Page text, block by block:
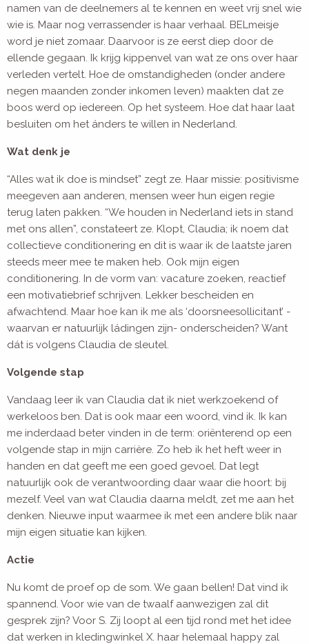
namen van de deelnemers al te kennen en weet vrij snel wie
wie is. Maar nog verrassender is haar verhaal. BELmeisje
word je niet zomaar. Daarvoor is ze eerst diep door de
ellende gegaan. Ik krijg kippenvel van wat ze ons over haar
verleden vertelt. Hoe de omstandigheden (onder andere
negen maanden zonder inkomen leven) maakten dat ze
boos werd op iedereen. Op het systeem. Hoe dat haar laat
besluiten om het ánders te willen in Nederland.
Wat denk je
“Alles wat ik doe is mindset” zegt ze. Haar missie: positivisme
meegeven aan anderen, mensen weer hun eigen regie
terug laten pakken. “We houden in Nederland iets in stand
met ons allen”, constateert ze. Klopt, Claudia; ik noem dat
collectieve conditionering en dit is waar ik de laatste jaren
steeds meer mee te maken heb. Ook mijn eigen
conditionering. In de vorm van: vacature zoeken, reactief
een motivatiebrief schrijven. Lekker bescheiden en
afwachtend. Maar hoe kan ik me als ‘doorsneesollicitant’ -
waarvan er natuurlijk ládingen zijn- onderscheiden? Want
dát is volgens Claudia de sleutel.
Volgende stap
Vandaag leer ik van Claudia dat ik niet werkzoekend of
werkeloos ben. Dat is ook maar een woord, vind ik. Ik kan
me inderdaad beter vinden in de term: oriënterend op een
volgende stap in mijn carrière. Zo heb ik het heft weer in
handen en dat geeft me een goed gevoel. Dat legt
natuurlijk ook de verantwoording daar waar die hoort: bij
mezelf. Veel van wat Claudia daarna meldt, zet me aan het
denken. Nieuwe input waarmee ik met een andere blik naar
mijn eigen situatie kan kijken.
Actie
Nu komt de proef op de som. We gaan bellen! Dat vind ik
spannend. Voor wie van de twaalf aanwezigen zal dit
gesprek zijn? Voor S. Zij loopt al een tijd rond met het idee
dat werken in kledingwinkel X. haar helemaal happy zal